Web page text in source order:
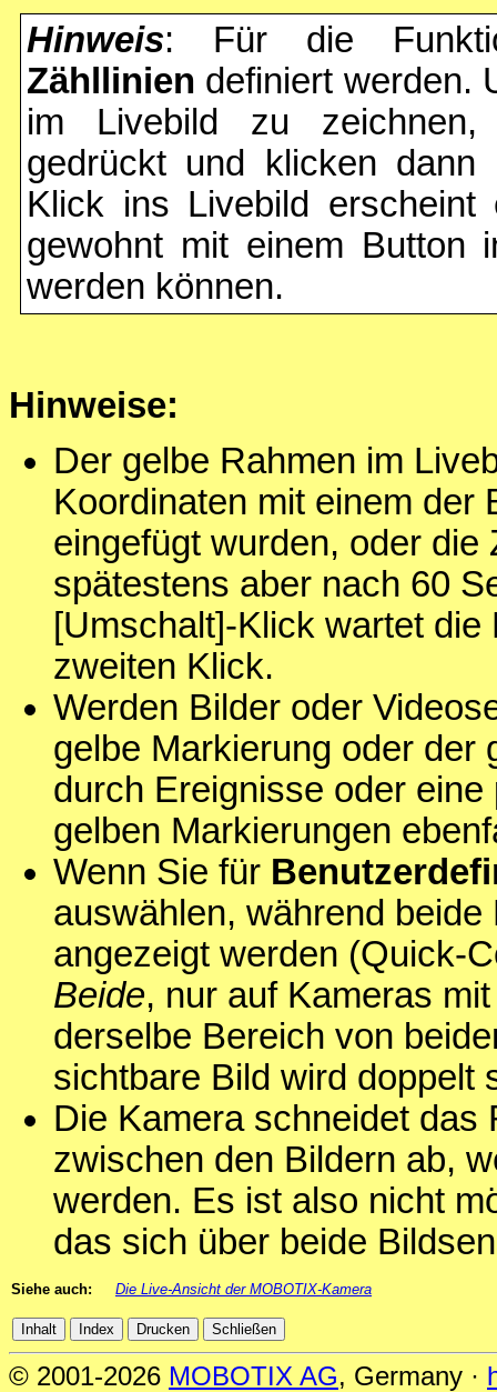
Hinweis: Für die
Zähllinien definiert werden.
im Livebild zu
gedrückt und klicken
Klick ins Livebild erscheint
gewohnt mit einem Button
werden können.
Hinweise:
Der gelbe Rahmen im
Koordinaten mit einem der
eingefügt wurden, oder
spätestens aber nach 60
[Umschalt]-Klick wartet
zweiten Klick.
Werden Bilder oder
gelbe Markierung oder der
durch Ereignisse oder
gelben Markierungen
Wenn Sie für
auswählen, während
angezeigt werden (Quick-
Beide, nur auf Kameras
derselbe Bereich von
sichtbare Bild wird doppelt
Die Kamera schneidet
zwischen den Bildern ab,
werden. Es ist also nicht
das sich über beide
Siehe auch: Die Live-Ansicht der MOBOTIX-Kamera
© 2001-2026 MOBOTIX AG, Germany ·